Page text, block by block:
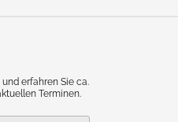
erfahren Sie ca.
Terminen.